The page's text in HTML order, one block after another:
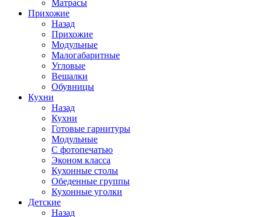
Матрасы
Прихожие
Назад
Прихожие
Модульные
Малогабаритные
Угловые
Вешалки
Обувницы
Кухни
Назад
Кухни
Готовые гарнитуры
Модульные
С фотопечатью
Эконом класса
Кухонные столы
Обеденные группы
Кухонные уголки
Детские
Назад